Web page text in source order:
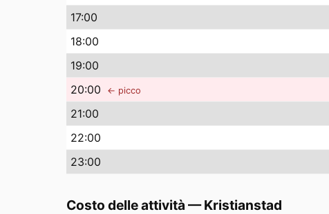
17:00
18:00
19:00
20:00 ← picco
21:00
22:00
23:00
Costo delle attività —Kristianstad